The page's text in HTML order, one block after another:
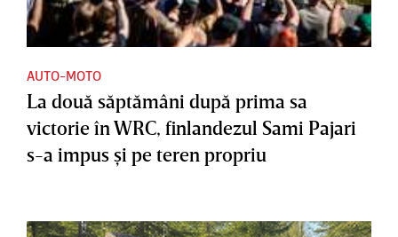
AUTO-MOTO
La două săptămâni după prima sa
victorie în WRC, finlandezul Sami Pajari
s-a impus şi pe teren propriu